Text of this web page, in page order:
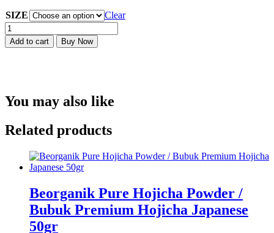
SIZE
Clear
Beorganik
Chicken
Stock
Kaldu
Bubuk
quantity
Add to cart Buy Now
You may also like
Related products
Beorganik Pure Hojicha Powder /
Bubuk Premium Hojicha Japanese
50gr